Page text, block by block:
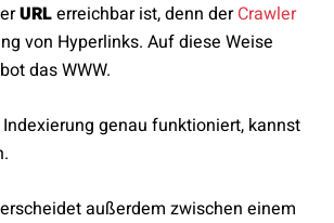
URLerreichbar ist, denn derCrawler
von Hyperlinks. Auf diese Weise
das WWW.
genau funktioniert, kannst
außerdem zwischen einem